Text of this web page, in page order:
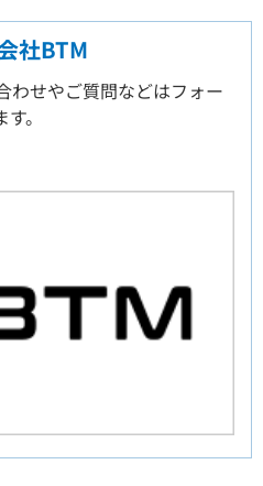
社BTM
わせやご質問などはフォー
。